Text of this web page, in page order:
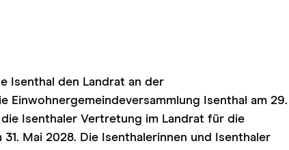
Isenthal den Landrat an der
Einwohnergemeindeversammlung Isenthal am 29.
Isenthaler Vertretung im Landrat für die
Mai 2028. Die Isenthalerinnen und Isenthaler